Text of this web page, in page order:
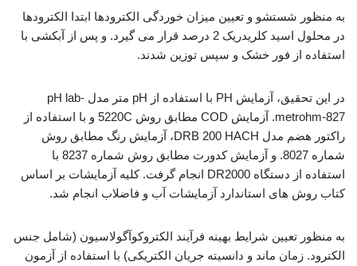
به منظور شستشو و تعیین میزان خوردگی الکترودها ابتدا الکترودها
در محلول اسید کلریدریک 2 درصد قرار می گیرد. و پس از آبکشی با
استفاده از فور خشک و سپس توزین شدند.
در این تحقیق، آزمایش PH با استفاده از pH متر مدل pH lab-
metrohm-827. آزمایش COD مطابق روش 5220C و با استفاده از
راکتور هضم مدل DRB 200 HACH، آزمایش رنگ مطابق روش
شماره 8027. و آزمایش کدورت مطابق روش شماره 8237 با
استفاده از دستگاه DR2000 انجام گرفت. کلیه آزمایشات بر اساس
کتاب روش های استاندارد آزمایشات آب و فاضلاب انجام شد.
به منظور تعیین شرایط بهینه فرآیند الکتروکوآگولاسیون (شامل جنس
الکترود. زمان ماند و دانسیته جریان الکتریکی) با استفاده از آزمون